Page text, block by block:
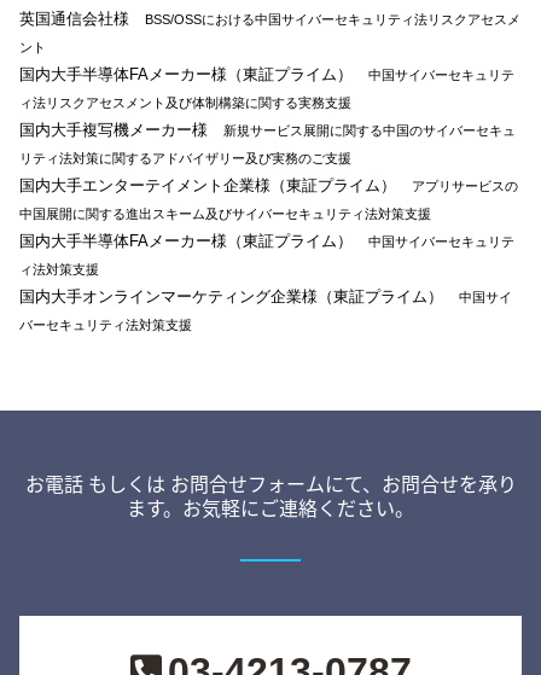
英国通信会社様
BSS/OSSにおける中国サイバーセキュリティ法リスクアセスメ
ント
国内大手半導体FAメーカー様（東証プライム）
中国サイバーセキュリテ
ィ法リスクアセスメント及び体制構築に関する実務支援
国内大手複写機メーカー様
新規サービス展開に関する中国のサイバーセキュ
リティ法対策に関するアドバイザリー及び実務のご支援
国内大手エンターテイメント企業様（東証プライム）
アプリサービスの
中国展開に関する進出スキーム及びサイバーセキュリティ法対策支援
国内大手半導体FAメーカー様（東証プライム）
中国サイバーセキュリテ
ィ法対策支援
国内大手オンラインマーケティング企業様（東証プライム）
中国サイ
バーセキュリティ法対策支援
お電話 もしくは お問合せフォームにて、お問合せを承り
ます。お気軽にご連絡ください。